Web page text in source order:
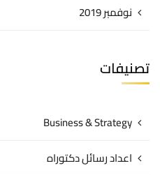
نوفمبر 2019
تصنيفات
Business & Strategy
اعداد رسائل دكتوراه